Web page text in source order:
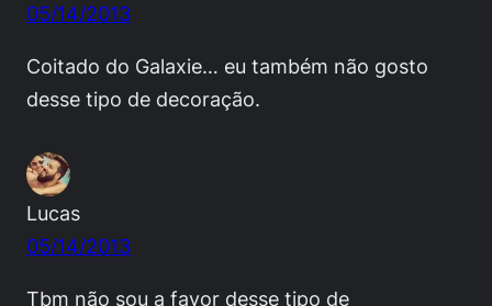
05/14/2013
Coitado do Galaxie… eu também não gosto
desse tipo de decoração.
Lucas
05/14/2013
Tbm não sou a favor desse tipo de